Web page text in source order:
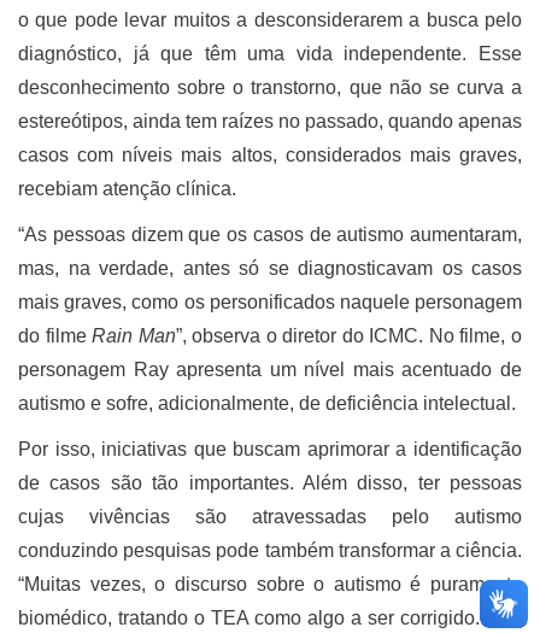
o que pode levar muitos a desconsiderarem a busca pelo
diagnóstico, já que têm uma vida independente. Esse
desconhecimento sobre o transtorno, que não se curva a
estereótipos, ainda tem raízes no passado, quando apenas
casos com níveis mais altos, considerados mais graves,
recebiam atenção clínica.
“As pessoas dizem que os casos de autismo aumentaram,
mas, na verdade, antes só se diagnosticavam os casos
mais graves, como os personificados naquele personagem
do filmeRain Man”, observa o diretor do ICMC. No filme, o
personagem Ray apresenta um nível mais acentuado de
autismo e sofre, adicionalmente, de deficiência intelectual.
Por isso, iniciativas que buscam aprimorar a identificação
de casos são tão importantes. Além disso, ter pessoas
cujas vivências são atravessadas pelo autismo
conduzindo pesquisas pode também transformar a ciência.
“Muitas vezes, o discurso sobre o autismo é puramente
biomédico, tratando o TEA como algo a ser corrigido. Mas